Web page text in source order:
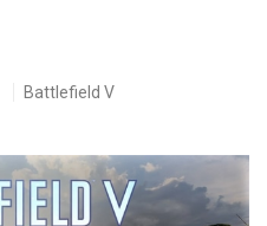
Battlefield V